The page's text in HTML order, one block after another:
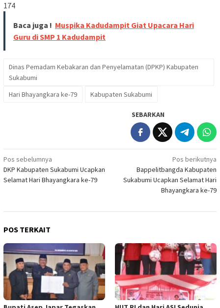
174
Baca juga ! Muspika Kadudampit Giat Upacara Hari
Guru di SMP 1 Kadudampit
Dinas Pemadam Kebakaran dan Penyelamatan (DPKP) Kabupaten
Sukabumi
Hari Bhayangkara ke-79
Kabupaten Sukabumi
SEBARKAN
Navigasi
pos
Pos sebelumnya
DKP Kabupaten Sukabumi Ucapkan
Selamat Hari Bhayangkara ke-79
Pos berikutnya
Bappelitbangda Kabupaten
Sukabumi Ucapkan Selamat Hari
Bhayangkara ke-79
POS TERKAIT